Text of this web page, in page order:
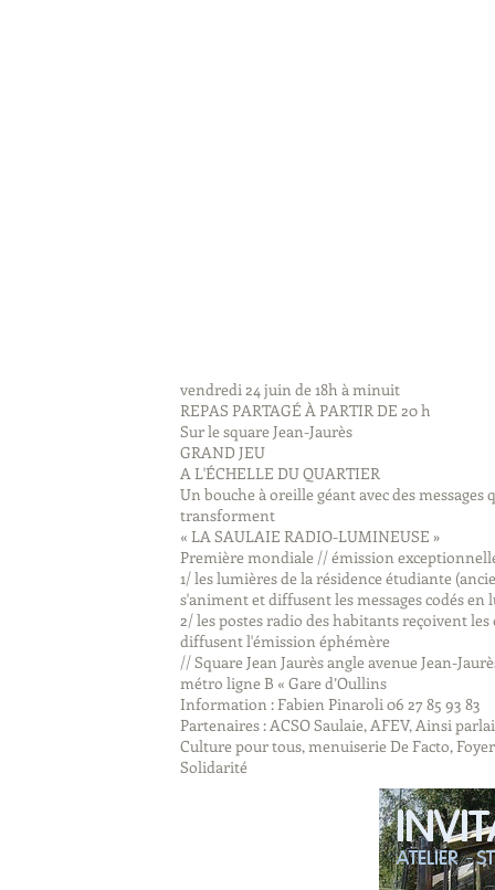
vendredi 24 juin de 18h à minuit
REPAS PARTAGÉ À PARTIR DE 20 h
Sur le square Jean-Jaurès
GRAND JEU
A L'ÉCHELLE DU QUARTIER
Un bouche à oreille géant avec des
transforment
« LA SAULAIE RADIO-LUMINEUSE »
Première mondiale // émission
1/ les lumières de la résidence étudiante
s'animent et diffusent les messages codés en
2/ les postes radio des habitants reçoivent
diffusent l'émission éphémère
// Square Jean Jaurès angle avenue Jean-
métro ligne B « Gare d’Oullins
Information : Fabien Pinaroli 06 27 85 93 83
Partenaires : ACSO Saulaie, AFEV, Ainsi
Culture pour tous, menuiserie De Facto,
Solidarité